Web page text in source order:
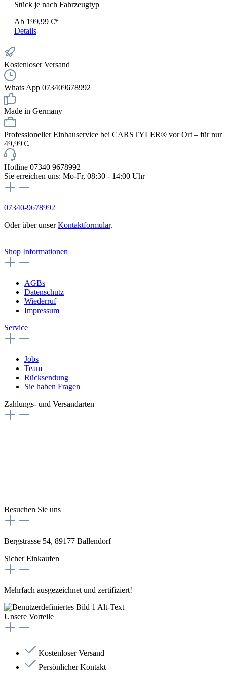
Stück je nach Fahrzeugtyp
Ab 199,99 €*
Details
Kostenloser Versand
Whats App 073409678992
Made in Germany
Professioneller Einbauservice bei CARSTYLER® vor Ort – für nur
49,99 €.
Hotline 07340 9678992
Sie erreichen uns: Mo-Fr, 08:30 - 14:00 Uhr
07340-9678992
Oder über unserKontaktformular.
Shop Informationen
AGBs
Datenschutz
Wiederruf
Impressum
Service
Jobs
Team
Rücksendung
Sie haben Fragen
Zahlungs- und Versandarten
Besuchen Sie uns
Bergstrasse 54, 89177 Ballendorf
Sicher Einkaufen
Mehrfach ausgezeichnet und zertifiziert!
Unsere Vorteile
Kostenloser Versand
Persönlicher Kontakt